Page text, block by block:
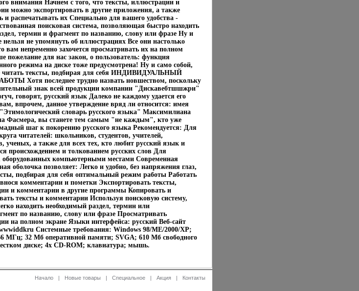
внимания Начнем с того, что тексты, иллюстрации и
можно экспортировать в другие приложения, а также
и распечатывать их Специально для вашего удобства -
поисковая система, позволяющая быстро находить
термин и фрагмент по названию, слову или фразе Ну и
нельзя не упомянуть об иллюстрациях Все они настолько
вам непременно захочется просматривать их на полном
пожелание для нас закон, о пользователь: функция
режима на диске тоже предусмотрена! Ну и само собой,
читать тексты, подбирая для себя ИНДИВИДУАЛЬНЫЙ
Хотя последнее трудно назвать новшеством, поскольку
знак всей продукции компании "Дискавебтшшжри"
говорят, русский язык Далеко не каждому удается его
впрочем, данное утверждение вряд ли относится: имея
словарь русского языка" Максимилиана
Фасмера, вы станете тем самым "не каждым", кто уже
шаг к покорению русского языка Рекомендуется: Для
читателей: школьников, студентов, учителей,
ученых, а также для всех тех, кто любит русский язык и
происхождением и толкованием русских слов Для
оборудованных компьютерными местами Современная
оболочка позволяет: Легко и удобно, без напряжения глаз,
подбирая для себя оптимальный режим работы Работать
комментарии и пометки Экспортировать тексты,
и комментарии в другие программы Копировать и
тексты и комментарии Используя поисковую систему,
находить необходимый раздел, термин или
по названию, слову или фразе Просматривать
на полном экране Языки интерфейса: русский Веб-сайт
Системные требования: Windows 98/ME/2000/XP;
МГц; 32 Мб оперативной памяти; SVGA; 610 Мб свободного
диске; 4х CD-ROM; клавиатура; мышь.
Начало | Новые товары | Специальное | Акция | Контакты